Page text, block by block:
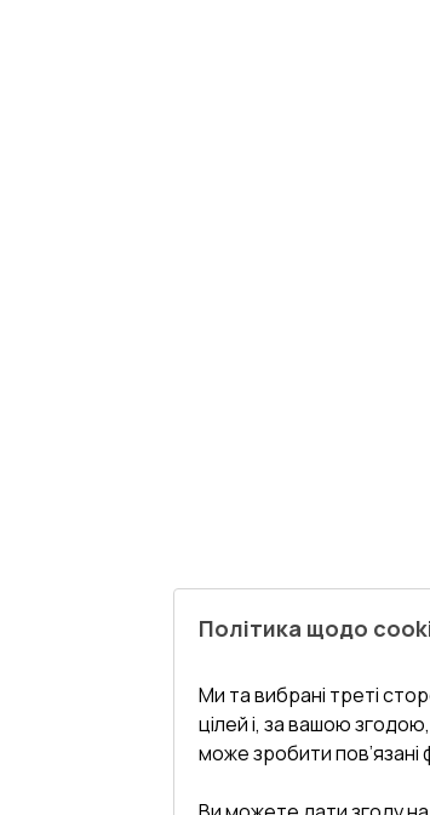
Політика щодо
Ми та вибрані треті
цілей і, за вашою
може зробити пов’язані